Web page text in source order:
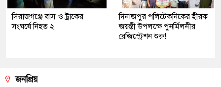
সিরাজগঞ্জে বাস ও ট্রাকের
সংঘর্ষে নিহত ২
দিনাজপুর পলিটেকনিকের হীরক
জয়ন্তী উপলক্ষে পুনর্মিলনীর
রেজিস্ট্রেশন শুরু!
জনপ্রিয়